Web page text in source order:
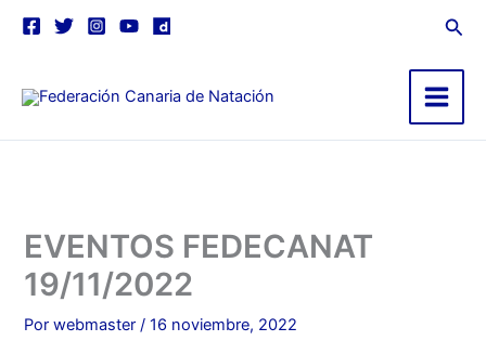
contenido
Main
Menu
EVENTOS FEDECANAT
19/11/2022
Porwebmaster/16 noviembre, 2022